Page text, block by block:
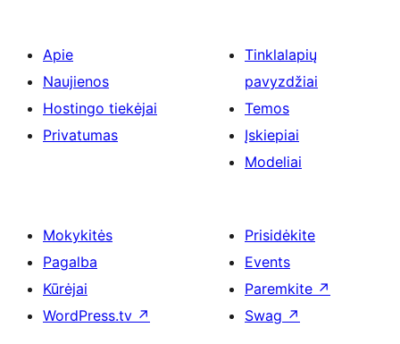
Apie
Naujienos
Hostingo tiekėjai
Privatumas
Tinklalapių
pavyzdžiai
Temos
Įskiepiai
Modeliai
Mokykitės
Pagalba
Kūrėjai
WordPress.tv ↗
Prisidėkite
Events
Paremkite ↗
Swag ↗